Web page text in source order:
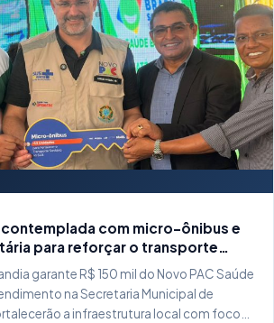
contemplada com micro-ônibus e
para reforçar o transporte…
garante R$ 150 mil do Novo PAC Saúde
na Secretaria Municipal de
a infraestrutura local com foco